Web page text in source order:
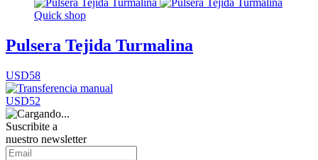
Quick shop
Pulsera Tejida Turmalina
USD58
USD52
Suscribite a
nuestro newsletter